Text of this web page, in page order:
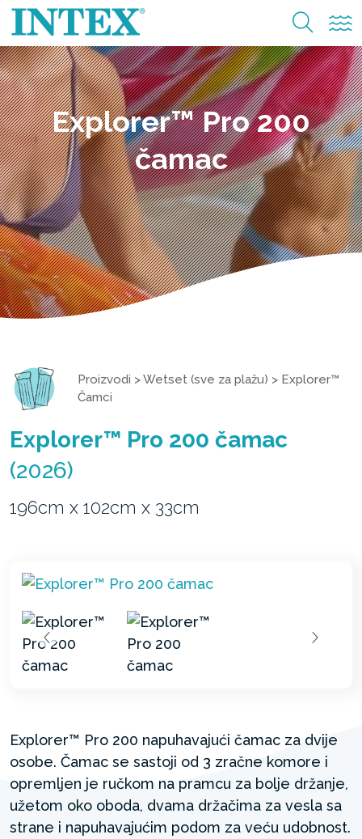
Explorer™ Pro 200
čamac
Proizvodi >Wetset (sve za plažu) > Explorer™
Čamci
Explorer™ Pro 200 čamac
(2026)
196cm x 102cm x 33cm
Explorer™ Pro 200 napuhavajući čamac za dvije
osobe. Čamac se sastoji od 3 zračne komore i
opremljen je ručkom na pramcu za bolje držanje,
užetom oko oboda, dvama držačima za vesla sa
strane i napuhavajućim podom za veću udobnost.